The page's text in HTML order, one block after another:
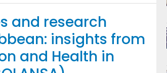
and research
insights from
and Health in